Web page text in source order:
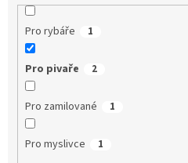
Pro rybáře 1
Pro pivaře 2
Pro zamilované 1
Pro myslivce 1